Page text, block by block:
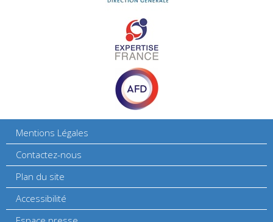
Mentions Légales
Contactez-nous
Plan du site
Accessibilité